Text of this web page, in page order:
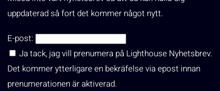
uppdaterad så fort det kommer något nytt.
E-post:
Ja tack, jag vill prenumera på Lighthouse Nyhetsbrev.
Det kommer ytterligare en bekräfelse via epost innan
prenumerationen är aktiverad.